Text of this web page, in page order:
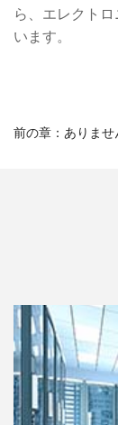
ら、エレクト
います。
前の章：ありませ